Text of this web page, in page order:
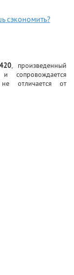
сэкономить?
, произведенный
сопровождается
отличается от